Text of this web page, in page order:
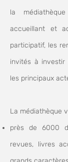
la
accueillant et
participatif, les
invités à investir
les principaux
La médiathèque
près de 6000
revues, livres